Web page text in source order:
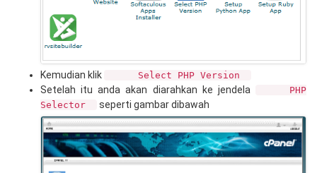
Kemudian klik Select PHP Version
Setelah itu anda akan diarahkan ke jendela
PHP
Selector
seperti gambar dibawah